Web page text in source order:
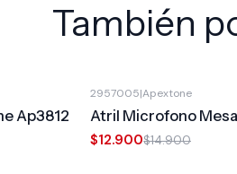
También
Ap3812
2957005|Apextone
Atril Microfono
$12.900$14.900